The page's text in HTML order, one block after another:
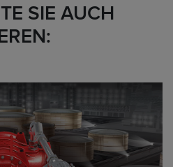
SIE AUCH